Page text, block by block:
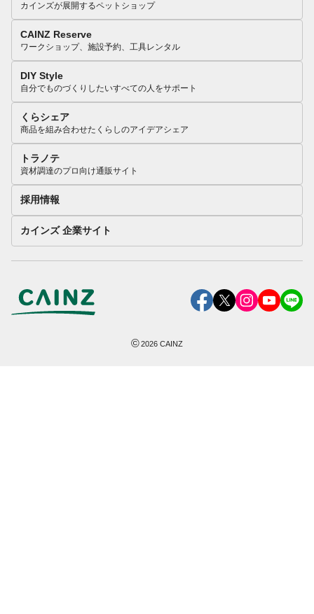
カインズが展開するペットショップ
CAINZ Reserve
ワークショップ、施設予約、工具レンタル
DIY Style
自分でものづくりしたいすべての人をサポート
くらシェア
商品を組み合わせたくらしのアイデアシェア
トラノテ
資材調達のプロ向け通販サイト
採用情報
カインズ 企業サイト
©2026 CAINZ